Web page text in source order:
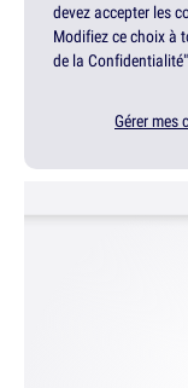
devez accepter les
Modifiez ce choix à
de la
Gérer mes